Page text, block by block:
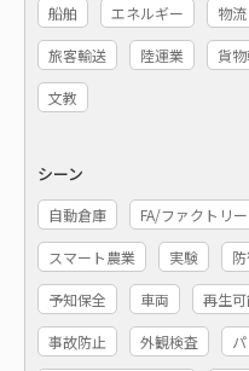
船舶 エネルギー 物流
旅客輸送 陸運業 貨
文教
シーン
自動倉庫 FA/ファクトリ
スマート農業 実験
予知保全 車両 再生
事故防止 外観検査